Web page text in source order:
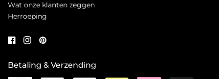
Wat onze klanten zeggen
Herroeping
Betaling & Verzending